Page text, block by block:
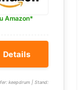
Amazon*
Details
keepdrum | Stand: